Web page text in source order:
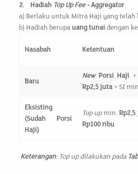
2. Hadiah Top Up Fee -Aggregator
a) Berlaku untuk Mitra Haji yang telah
b) Hadiah berupa uang tunaidengan
Nasabah Ketentuan
Baru
NewPorsi Haji
Rp2,5 juta+ SI
Eksisting
(Sudah Porsi
Haji)
Top upmin.
Rp100 ribu
Keterangan: Top up dilakukan pada